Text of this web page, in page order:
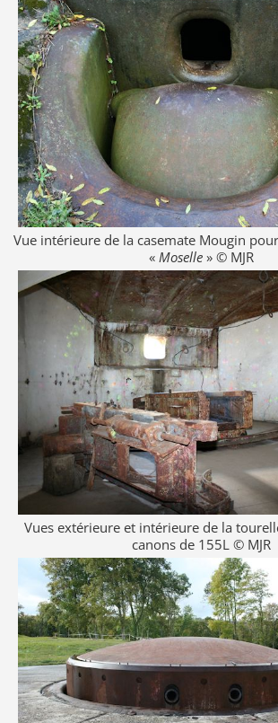
Vue intérieure de la casemate Mougin
« Moselle» © MJR
Vues extérieure et intérieure de la
canons de 155L © MJR